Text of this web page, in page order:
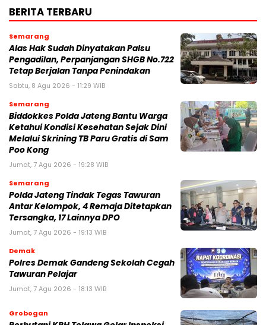
BERITA TERBARU
Semarang
Alas Hak Sudah Dinyatakan Palsu
Pengadilan, Perpanjangan SHGB No.722
Tetap Berjalan Tanpa Penindakan
Sabtu, 8 Agu 2026 - 11:29 WIB
Semarang
Biddokkes Polda Jateng Bantu Warga
Ketahui Kondisi Kesehatan Sejak Dini
Melalui Skrining TB Paru Gratis di Sam
Poo Kong
Jumat, 7 Agu 2026 - 19:28 WIB
Semarang
Polda Jateng Tindak Tegas Tawuran
Antar Kelompok, 4 Remaja Ditetapkan
Tersangka, 17 Lainnya DPO
Jumat, 7 Agu 2026 - 19:13 WIB
Demak
Polres Demak Gandeng Sekolah Cegah
Tawuran Pelajar
Jumat, 7 Agu 2026 - 18:13 WIB
Grobogan